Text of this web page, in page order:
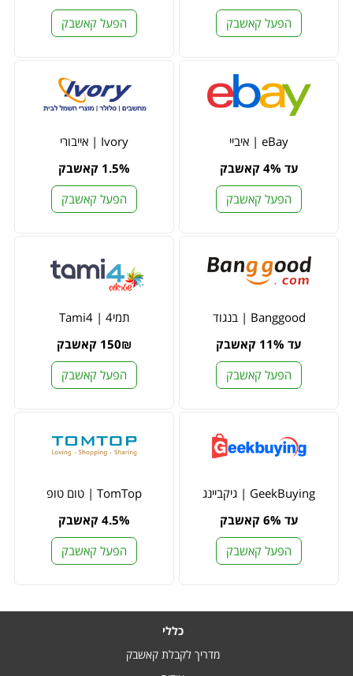
הפעל קאשבק
הפעל קאשבק
eBay | איביי
עד 4% קאשבק
הפעל קאשבק
Ivory | אייבורי
1.5% קאשבק
הפעל קאשבק
Banggood | בנגוד
עד 11% קאשבק
הפעל קאשבק
תמי4 | Tami4
150₪ קאשבק
הפעל קאשבק
GeekBuying | גיקביינג
עד 6% קאשבק
הפעל קאשבק
TomTop | טום טופ
4.5% קאשבק
הפעל קאשבק
כללי
מדריך לקבלת קאשבק